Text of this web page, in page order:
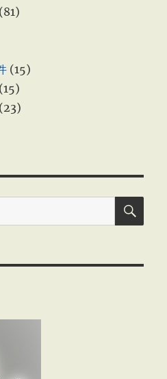
(81)
(15)
(15)
(23)
検